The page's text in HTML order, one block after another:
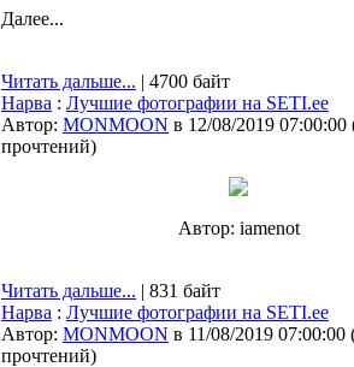
Далее...
Читать дальше... | 4700 байт
Нарва : Лучшие фотографии на SETI.ee
Автор: MONMOON в 12/08/2019 07:00:00
прочтений)
Автор: iamenot
Читать дальше... | 831 байт
Нарва : Лучшие фотографии на SETI.ee
Автор: MONMOON в 11/08/2019 07:00:00
прочтений)